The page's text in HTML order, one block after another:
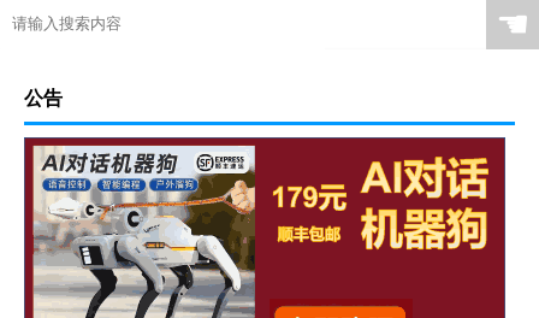
☚
公告